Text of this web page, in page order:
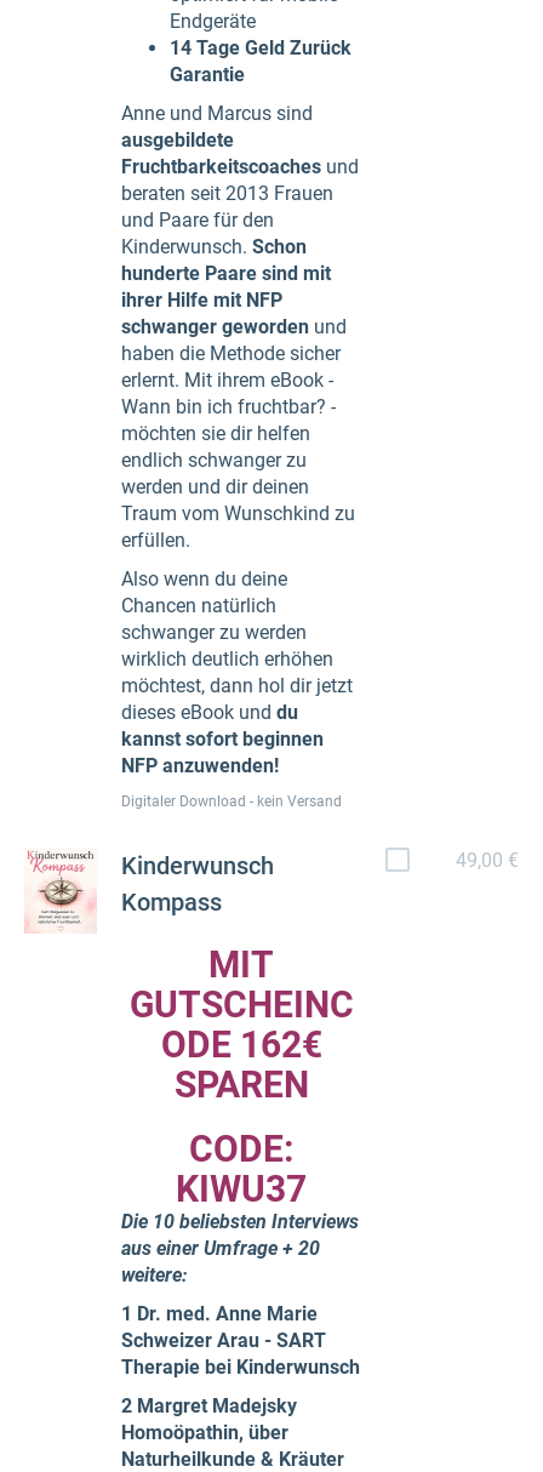
Endgeräte
14 Tage Geld Zurück
Garantie
Anne und Marcus sind
ausgebildete
Fruchtbarkeitscoaches und
beraten seit 2013 Frauen
und Paare für den
Kinderwunsch. Schon
hunderte Paare sind mit
ihrer Hilfe mit NFP
schwanger geworden und
haben die Methode sicher
erlernt. Mit ihrem eBook -
Wann bin ich fruchtbar? -
möchten sie dir helfen
endlich schwanger zu
werden und dir deinen
Traum vom Wunschkind zu
erfüllen.
Also wenn du deine
Chancen natürlich
schwanger zu werden
wirklich deutlich erhöhen
möchtest, dann hol dir jetzt
dieses eBook und du
kannst sofort beginnen
NFP anzuwenden!
Digitaler Download - kein Versand
Kinderwunsch
Kompass
MIT
GUTSCHEINC
ODE 162€
SPAREN
CODE:
KIWU37
Die 10 beliebsten Interviews
aus einer Umfrage + 20
weitere:
1 Dr. med. Anne Marie
Schweizer Arau - SART
Therapie bei Kinderwunsch
2 Margret Madejsky
Homoöpathin, über
Naturheilkunde & Kräuter
49,00 €